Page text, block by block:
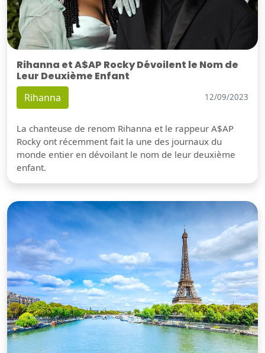
Rihanna et A$AP Rocky Dévoilent le Nom de
Leur Deuxième Enfant
Rihanna 12/09/2023
La chanteuse de renom Rihanna et le rappeur A$AP
Rocky ont récemment fait la une des journaux du
monde entier en dévoilant le nom de leur deuxième
enfant.